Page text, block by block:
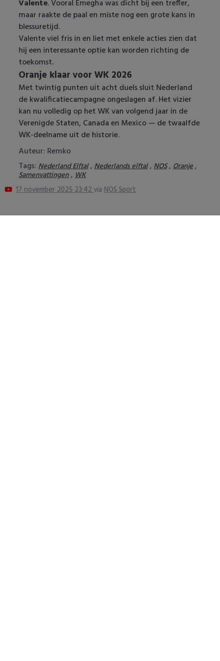
Valente. Vooral Emegha was dicht bij een treffer,
maar raakte de paal en miste nog een grote kans in
blessuretijd.
Valente viel fris in en liet met enkele acties zien dat
hij een interessante optie kan worden richting de
toekomst.
Oranje klaar voor WK 2026
Met twintig punten uit acht duels sluit Nederland
de kwalificatiecampagne ongeslagen af. Het vizier
kan nu volledig op het WK van volgend jaar in de
Verenigde Staten, Canada en Mexico — de twaalfde
WK-deelname uit de historie.
Auteur: Remko
Tags: Nederland Elftal, Nederlands elftal, NOS, Oranje,
Samenvattingen, WK
17 november 2025 23:42via NOS Sport
PSV